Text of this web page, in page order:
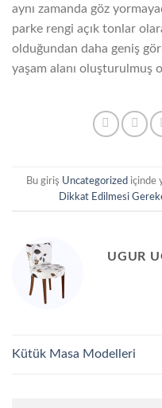
aynı zamanda göz
parke rengi açık tonlar
olduğundan daha geniş
yaşam alanı oluşturulmuş
Bu giriş Uncategorized içinde
Dikkat Edilmesi
UGUR
Kütük Masa Modelleri